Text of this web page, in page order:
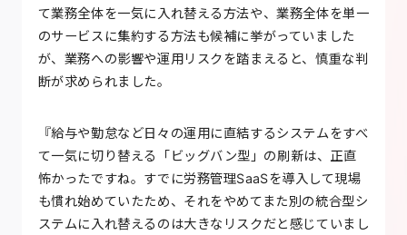
て業務全体を一気に入れ替える方法や、業務全体を単一
のサービスに集約する方法も候補に挙がっていました
が、業務への影響や運用リスクを踏まえると、慎重な判
断が求められました。
『給与や勤怠など日々の運用に直結するシステムをすべ
て一気に切り替える「ビッグバン型」の刷新は、正直
怖かったですね。すでに労務管理SaaSを導入して現場
も慣れ始めていたため、それをやめてまた別の統合型シ
ステムに入れ替えるのは大きなリスクだと感じていまし